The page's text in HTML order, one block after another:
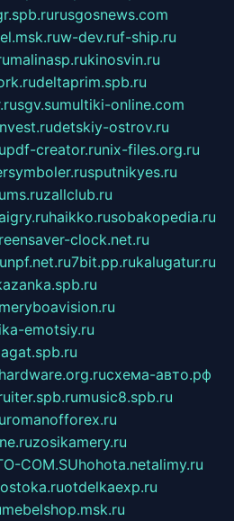
rusgosnews.com
w-dev.ruf-ship.ru
malinasp.rukinosvin.ru
deltaprim.spb.ru
sgv.sumultiki-online.com
detskiy-ostrov.ru
pdf-creator.runix-files.org.ru
sputnikyes.ru
zallclub.ru
haikko.rusobakopedia.ru
clock.net.ru
npf.net.ru7bit.pp.rukalugatur.ru
emotsiy.ru
agat.spb.ru
hardware.org.ruсхема-авто.рф
music8.spb.ru
romanofforex.ru
zosikamery.ru
COM.SUhohota.netalimy.ru
otdelkaexp.ru
mebelshop.msk.ru